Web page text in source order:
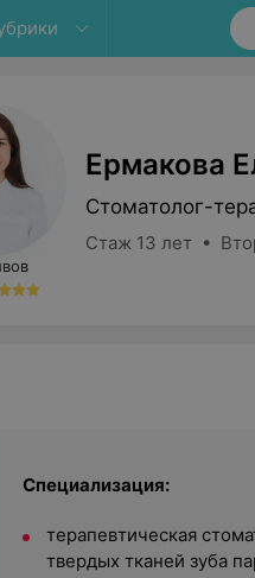
Ермакова
Стоматолог-
Стаж 13 лет •
Специализация:
терапевтическая
твердых тканей зуба